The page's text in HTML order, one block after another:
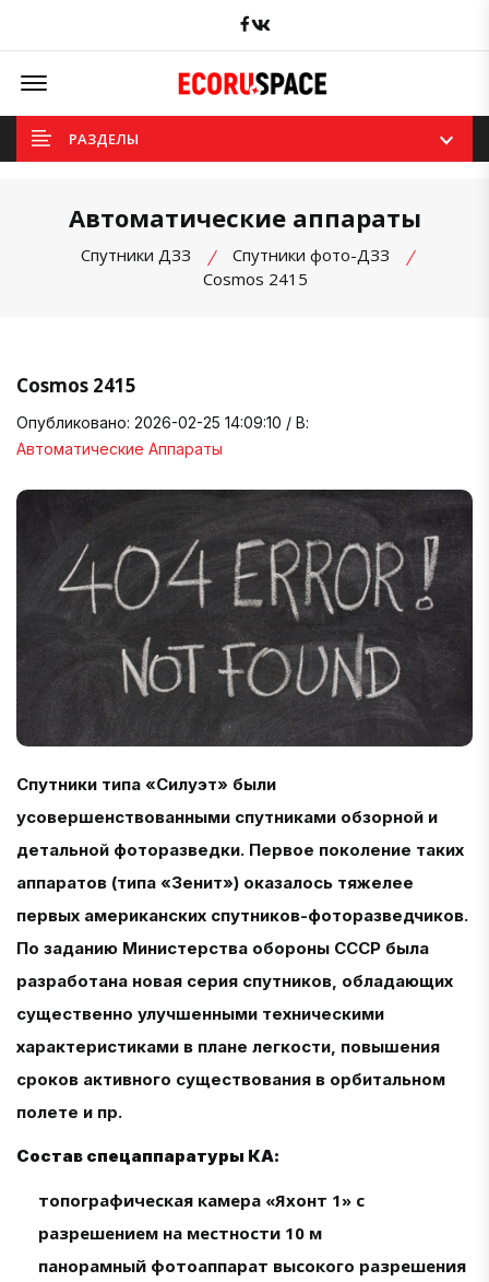
Facebook
Offcanvas Menu Open
РАЗДЕЛЫ
Автоматические аппараты
Спутники ДЗЗ
Спутники фото-ДЗЗ
Cosmos 2415
Cosmos 2415
Опубликовано: 2026-02-25 14:09:10 / В:
Автоматические Аппараты
Спутники типа «Силуэт» были
усовершенствованными спутниками обзорной и
детальной фоторазведки. Первое поколение таких
аппаратов (типа «Зенит») оказалось тяжелее
первых американских спутников-фоторазведчиков.
По заданию Министерства обороны СССР была
разработана новая серия спутников, обладающих
существенно улучшенными техническими
характеристиками в плане легкости, повышения
сроков активного существования в орбитальном
полете и пр.
Состав спецаппаратуры КА:
топографическая камера «Яхонт 1» с
разрешением на местности 10 м
панорамный фотоаппарат высокого разрешения